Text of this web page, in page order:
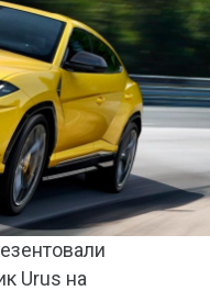
Urus на